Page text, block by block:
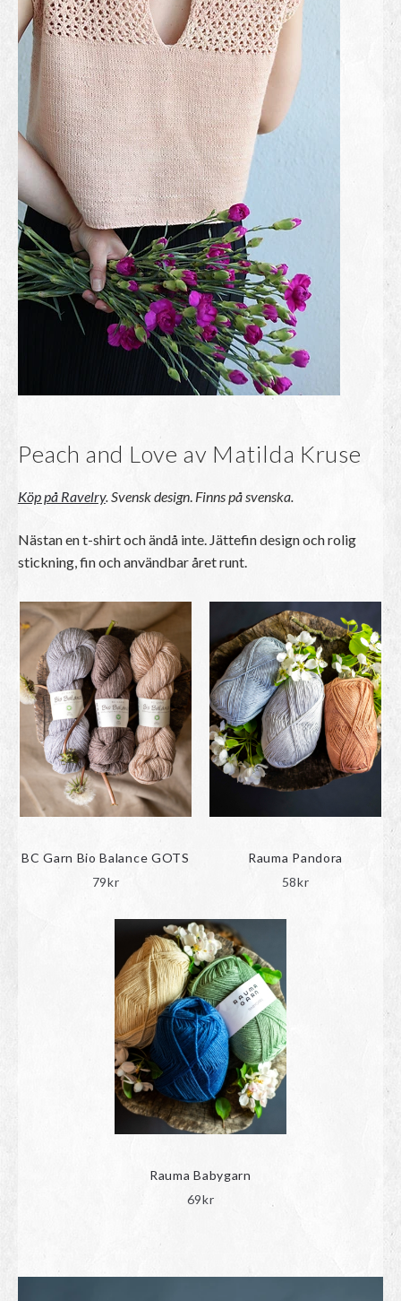
Peach and Love av Matilda Kruse
Köp på Ravelry.Svensk design. Finns på svenska.
Nästan en t-shirt och ändå inte. Jättefin design och rolig
stickning, fin och användbar året runt.
BC Garn Bio Balance GOTS
79kr
Rauma Pandora
58kr
Rauma Babygarn
69kr